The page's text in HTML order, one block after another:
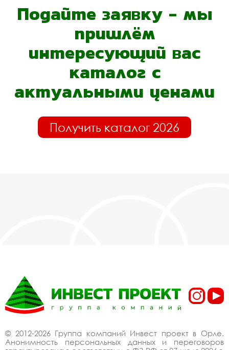
Подайте заявку - мы
пришлём
интересующий вас
каталог с
актуальными ценами
Получить каталог 2026
© 2012-2026 Группа компаний Инвест проект в Орле.
Анонимность персональных данных и переговоров